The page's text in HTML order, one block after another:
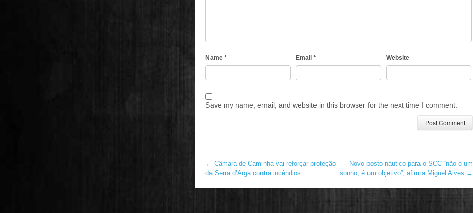
Name * Email * Website
Save my name, email, and website in this browser for the next time I comment.
← Câmara de Caminha vai reforçar proteção
da Serra d’Arga contra incêndios
Novo posto náutico para o SCC “não é um
sonho, é um objetivo”, afirma Miguel Alves →